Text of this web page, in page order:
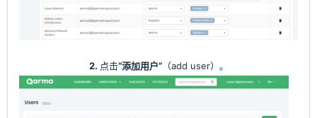
2. 点击“添加用户”（add user）。